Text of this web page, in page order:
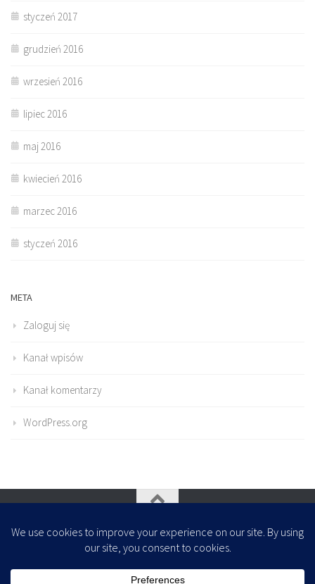
styczeń 2017
grudzień 2016
wrzesień 2016
lipiec 2016
maj 2016
kwiecień 2016
marzec 2016
styczeń 2016
META
Zaloguj się
Kanał wpisów
Kanał komentarzy
WordPress.org